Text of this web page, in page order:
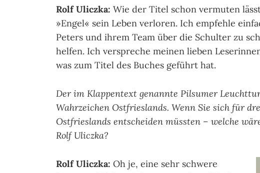
Rolf Uliczka: Wie der Titel schon vermuten
»Engel« sein Leben verloren. Ich empfehle
Peters und ihrem Team über die Schulter zu
helfen. Ich verspreche meinen lieben
was zum Titel des Buches geführt hat.
Der im Klappentext genannte Pilsumer
Wahrzeichen Ostfrieslands. Wenn Sie sich für
Ostfrieslands entscheiden müssten – welche
Rolf Uliczka?
Rolf Uliczka: Oh je, eine sehr schwere